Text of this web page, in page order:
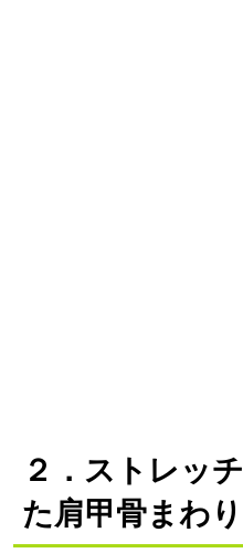
２．ストレッ
た肩甲骨まわ